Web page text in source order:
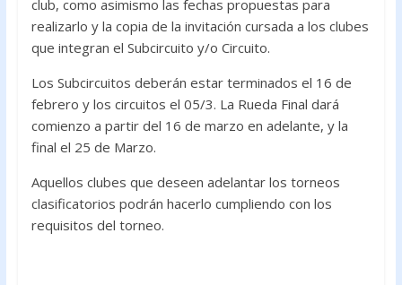
club, como asimismo las fechas propuestas para
realizarlo y la copia de la invitación cursada a los clubes
que integran el Subcircuito y/o Circuito.
Los Subcircuitos deberán estar terminados el 16 de
febrero y los circuitos el 05/3. La Rueda Final dará
comienzo a partir del 16 de marzo en adelante, y la
final el 25 de Marzo.
Aquellos clubes que deseen adelantar los torneos
clasificatorios podrán hacerlo cumpliendo con los
requisitos del torneo.